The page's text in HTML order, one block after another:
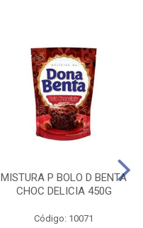
MISTURA P BOLO D BENTA
CHOC DELICIA 450G
Código: 10071